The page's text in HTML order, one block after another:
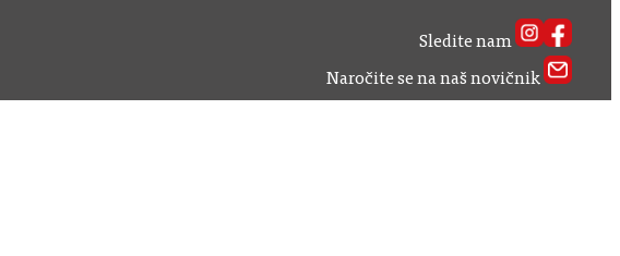
Sledite nam
Naročite se na naš novičnik